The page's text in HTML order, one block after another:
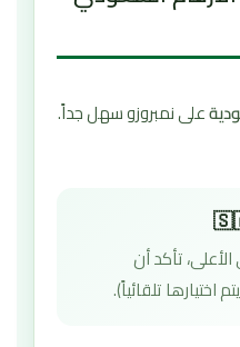
على نمبروزو سهل جداً.
تأكد أن
تلقائياً).